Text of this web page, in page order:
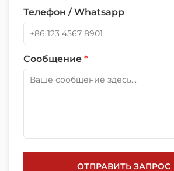
Телефон / Whatsapp
Сообщение *
ОТПРАВИТЬ ЗАПРОС